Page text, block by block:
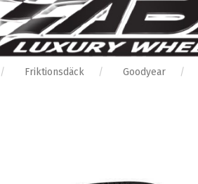
Friktionsdäck Goodyear